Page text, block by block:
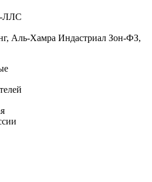
ЛЛС
Аль-Хамра Индастриал Зон-ФЗ,